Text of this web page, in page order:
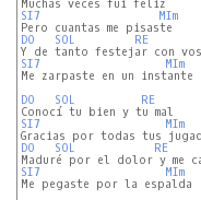
SI7
MIm
DO
SOL
RE
SI7
MIm
Me zarpaste en un instante
DO
SOL
RE
SI7
MIm
DO
SOL
RE
SI7
MIm
Me pegaste por la espalda